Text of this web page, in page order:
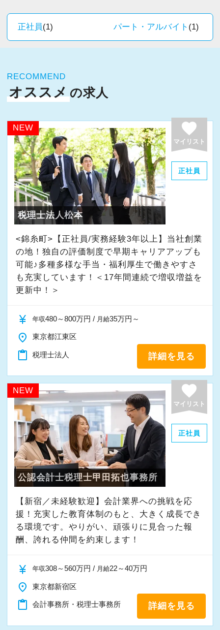
・税務経験を活かして成長したい方
・キャリアアップ志向のある方
・資産税など専門性を高めたい方
・将来的にマネジメントに関わりたい方
・事前に気軽な面談を実施
・仕事内容やキャリアを相談可
・ざっくばらんに質問OK
・納得後に選考へ進めます
・入社時期は柔軟に対応
・半年～1年の調整も可能
「応募する」からお気軽にご連絡ください。
新しいチャレンジが沢山ありますので、飽きる
個人事務所ならではの自由な雰囲気で、気負い
なく業務に向かっています。
務を覚えていくことができます。
パソコン作業になりますので、目や脳が疲れた
ら、お茶やお菓子で糖分補給もしながら、作業
を進めています。
★入社後の仕事内容★
業務時間内は、事務所内スタッフともやりとり
して頂きながら、
完全在宅会計スタッフとして、会計業務全般を
お任せします。
【具体的な業務】
・記帳代行
・年末調整業務
・申告書作成補助
・決算業務
・Excelを使用した集計、Wordでの文書作成
・電話、メール対応
・その他付随する業務
これまでの会計事務所や経理経験を活かしてご
活躍いただけます。
また、経験やスキルに応じて徐々に担当する業
将来的には申告書レビューなど、専門性を高め
られる業務にも携わることが可能です。
どこでも通用する実務スキルを身につけなが
★
当事務所では、職員同士が協力しながら気持ち
正社員(1) パート・アルバイト (1)
RECOMMEND
オススメ の求人
NEW favorite
マイリスト
正社員
税理士法人松本
<錦糸町>【正社員/実務経験3年以上】当社創業
の地！独自の評価制度で早期キャリアアップも
可能♪多種多様な手当・福利厚生で働きやすさ
も充実しています！＜17年間連続で増収増益を
更新中！＞
currency_yen 年収480～800万円 / 月給35万円～
place 東京都江東区
content_paste 税理士法人 詳細を見る
NEW favorite
マイリスト
正社員
公認会計士税理士甲田拓也事務所
【新宿／未経験歓迎】会計業界への挑戦を応
援！充実した教育体制のもと、大きく成長でき
る環境です。やりがい、頑張りに見合った報
酬、誇れる仲間を約束します！
currency_yen 年収308～560万円 / 月給22～40万円
place 東京都新宿区
content_paste 会計事務所・税理士事務所 詳細を見る